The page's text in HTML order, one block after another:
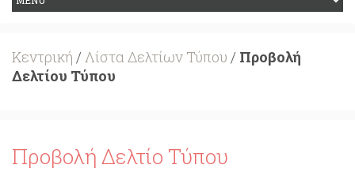
Κεντρική / Λίστα Δελτίων Τύπου / Προβολή
Δελτίου Τύπου
Προβολή Δελτίο Τύπου